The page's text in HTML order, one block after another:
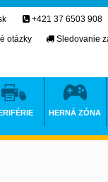
+421 37 6503 908
otázky
Sledovanie
HERNÁ ZÓNA